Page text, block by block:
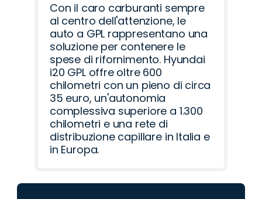
Con il caro carburanti sempre
al centro dell'attenzione, le
auto a GPL rappresentano una
soluzione per contenere le
spese di rifornimento. Hyundai
i20 GPL offre oltre 600
chilometri con un pieno di circa
35 euro, un'autonomia
complessiva superiore a 1.300
chilometri e una rete di
distribuzione capillare in Italia e
in Europa.